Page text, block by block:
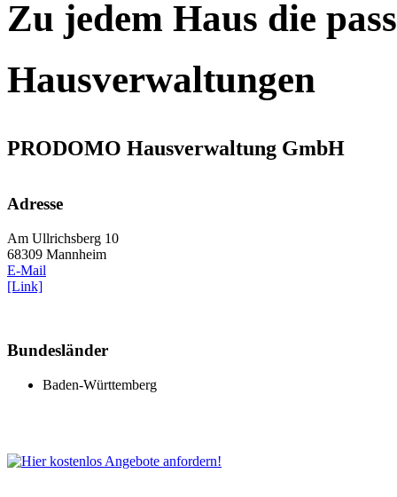
Zu jedem Haus die
Hausverwaltungen
PRODOMO Hausverwaltung GmbH
Adresse
Am Ullrichsberg 10
68309 Mannheim
E-Mail
[Link]
Bundesländer
Baden-Württemberg